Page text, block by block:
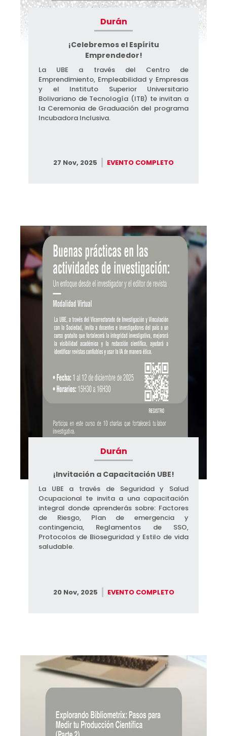
Durán
¡Celebremos el Espíritu
Emprendedor!
La UBE a través del Centro de
Emprendimiento, Empleabilidad y Empresas
y el Instituto Superior Universitario
Bolivariano de Tecnología (ITB) te invitan a
la Ceremonia de Graduación del programa
Incubadora Inclusiva.​
27 Nov, 2025 EVENTO COMPLETO
Durán
¡Invitación a Capacitación UBE!​
La UBE a través de Seguridad y Salud
Ocupacional te invita a una capacitación
integral donde ​aprenderás sobre: Factores
de Riesgo, ​Plan de emergencia y
contingencia, ​Reglamentos de SSO,
Protocolos de Bioseguridad y Estilo de vida
saludable.
20 Nov, 2025 EVENTO COMPLETO